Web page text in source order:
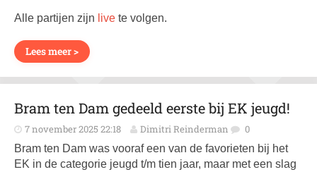
Alle partijen zijn live te volgen.
Lees meer >
Bram ten Dam gedeeld eerste bij EK jeugd!
7 november 2025 22:18 Dimitri Reinderman 0
Bram ten Dam was vooraf een van de favorieten bij het
EK in de categorie jeugd t/m tien jaar, maar met een slag